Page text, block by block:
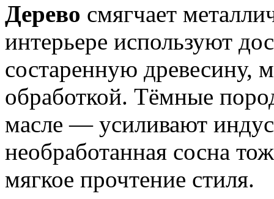
Дерево смягчает
интерьере используют
состаренную древесину,
обработкой. Тёмные
масле — усиливают
необработанная сосна
мягкое прочтение стиля.